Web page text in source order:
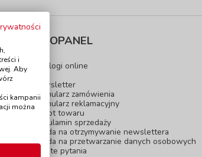
INFOPANEL
Katalogi online
Newsletter
Formularz zamówienia
Formularz reklamacyjny
Zwrot towaru
Regulamin sprzedaży
Zgoda na otrzymywanie newslettera
Zgoda na przetwarzanie danych osobowych
Częste pytania
i
Aby
kampanii
można